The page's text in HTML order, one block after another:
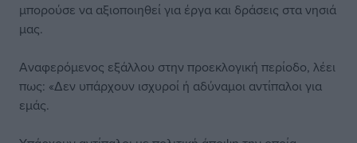
μπορούσε να αξιοποιηθεί για έργα και δράσεις στα νησιά
μας.
Αναφερόμενος εξάλλου στην προεκλογική περίοδο, λέει
πως: «Δεν υπάρχουν ισχυροί ή αδύναμοι αντίπαλοι για
εμάς.